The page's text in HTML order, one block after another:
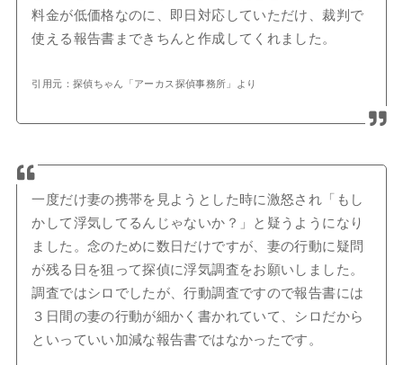
料金が低価格なのに、即日対応していただけ、裁判で
使える報告書まできちんと作成してくれました。
引用元：探偵ちゃん「アーカス探偵事務所」より
一度だけ妻の携帯を見ようとした時に激怒され「もし
かして浮気してるんじゃないか？」と疑うようになり
ました。念のために数日だけですが、妻の行動に疑問
が残る日を狙って探偵に浮気調査をお願いしました。
調査ではシロでしたが、行動調査ですので報告書には
３日間の妻の行動が細かく書かれていて、シロだから
といっていい加減な報告書ではなかったです。